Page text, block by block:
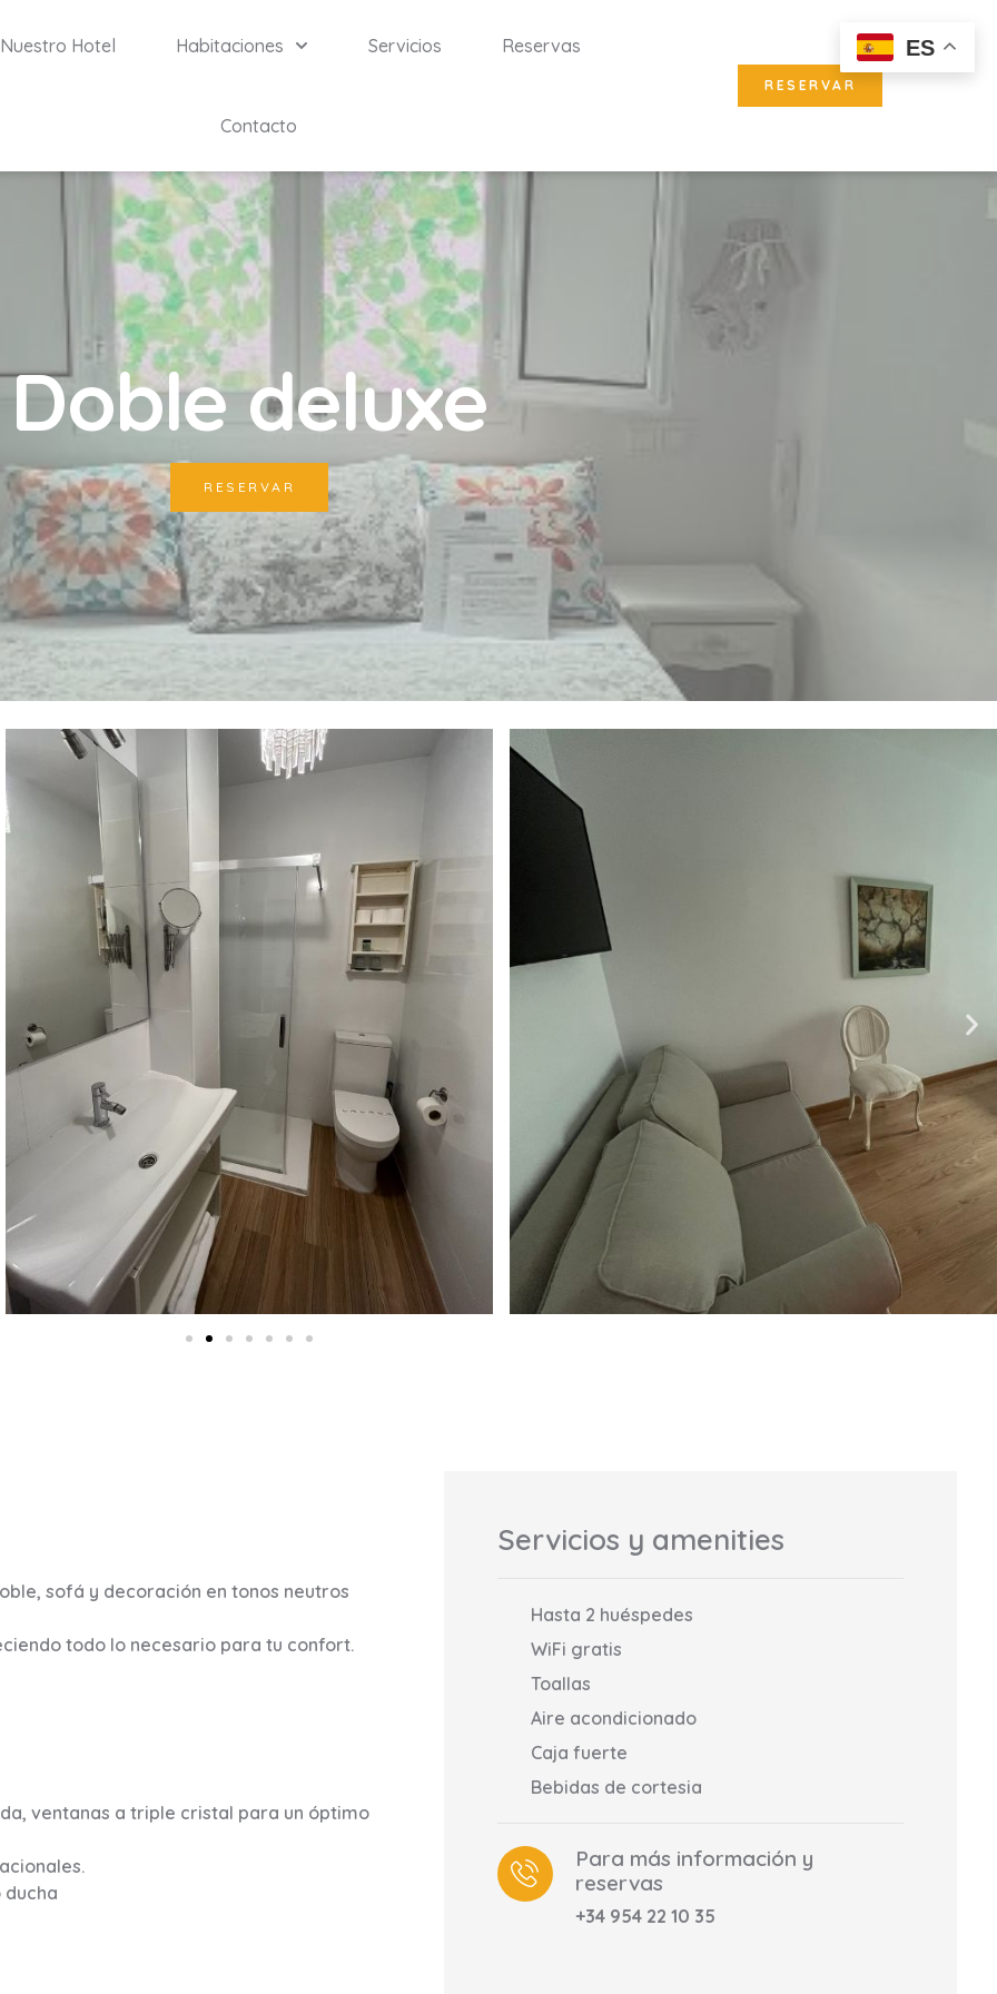
Nuestro Hotel Habitaciones Servicios Reservas
Contacto
RESERVAR
Doble deluxe
RESERVAR
sofá y decoración en tonos neutros
todo lo necesario para tu confort.
ventanas a triple cristal para un óptimo
Servicios y amenities
Hasta 2 huéspedes
WiFi gratis
Toallas
Aire acondicionado
Caja fuerte
Bebidas de cortesia
Para más información y
reservas
+34 954 22 10 35
ES